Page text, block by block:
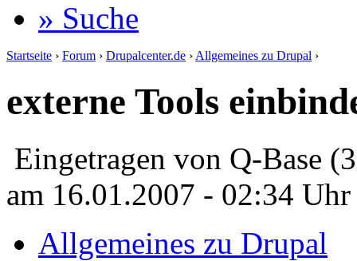
» Suche
Startseite › Forum › Drupalcenter.de › Allgemeines zu Drupal ›
externe Tools
Eingetragen von Q-Base
am 16.01.2007 - 02:34 Uhr
Allgemeines zu Drupal